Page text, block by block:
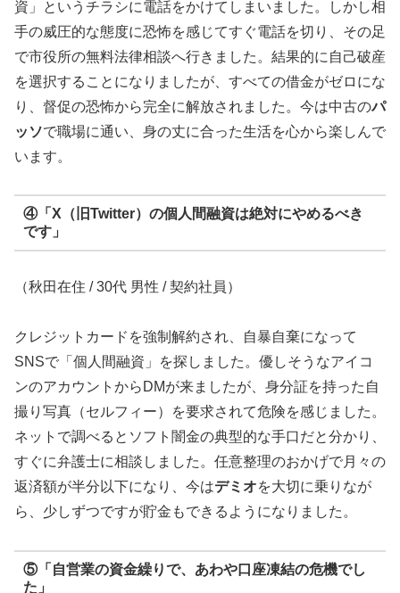
資」というチラシに電話をかけてしまいました。しかし相
手の威圧的な態度に恐怖を感じてすぐ電話を切り、その足
で市役所の無料法律相談へ行きました。結果的に自己破産
を選択することになりましたが、すべての借金がゼロにな
り、督促の恐怖から完全に解放されました。今は中古のパ
ッソで職場に通い、身の丈に合った生活を心から楽しんで
います。
④「X（旧Twitter）の個人間融資は絶対にやめるべき
です」
（秋田在住 / 30代 男性 / 契約社員）
クレジットカードを強制解約され、自暴自棄になって
SNSで「個人間融資」を探しました。優しそうなアイコ
ンのアカウントからDMが来ましたが、身分証を持った自
撮り写真（セルフィー）を要求されて危険を感じました。
ネットで調べるとソフト闇金の典型的な手口だと分かり、
すぐに弁護士に相談しました。任意整理のおかげで月々の
返済額が半分以下になり、今はデミオを大切に乗りなが
ら、少しずつですが貯金もできるようになりました。
⑤「自営業の資金繰りで、あわや口座凍結の危機でし
た」